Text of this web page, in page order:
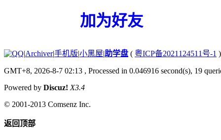
加为好友
|Archiver|手机版|小黑屋|助学盘 ( 粤ICP备2021124511号-1 )
GMT+8, 2026-8-7 02:13 , Processed in 0.046916 second(s), 19
Powered by Discuz! X3.4
© 2001-2013 Comsenz Inc.
返回顶部